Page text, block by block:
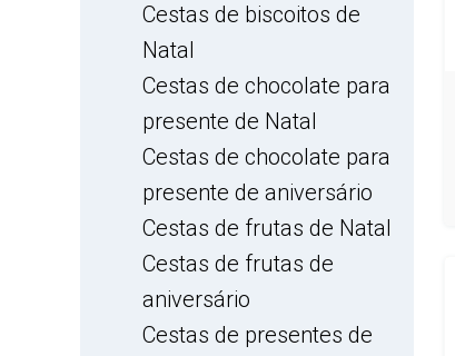
Cestas de biscoitos de
Natal
Cestas de chocolate para
presente de Natal
Cestas de chocolate para
presente de aniversário
Cestas de frutas de Natal
Cestas de frutas de
aniversário
Cestas de presentes de